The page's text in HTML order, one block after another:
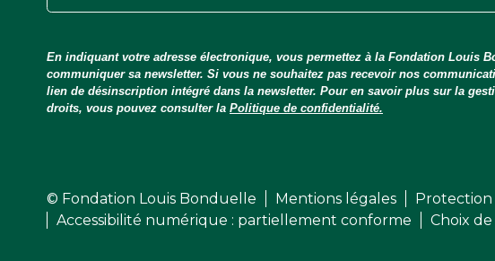
En indiquant votre adresse électronique, vous permettez à la Fondation Louis
communiquer sa newsletter. Si vous ne souhaitez pas recevoir nos
lien de désinscription intégré dans la newsletter. Pour en savoir plus sur la
droits, vous pouvez consulter la Politique de confidentialité.
© Fondation Louis Bonduelle Mentions légales Protection
Accessibilité numérique : partiellement conforme
Choix